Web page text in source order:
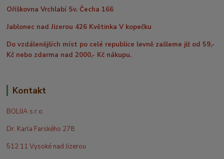
Oříškovna Vrchlabí Sv. Čecha 166
Jablonec nad Jizerou 426 Květinka V kopečku
Do vzdálenějších míst po celé republice levně zašleme již od 59,-
Kč nebo zdarma nad 2000,- Kč nákupu.
Kontakt
BOLIJA s.r.o.
Dr. Karla Farského 278
512 11 Vysoké nad Jizerou